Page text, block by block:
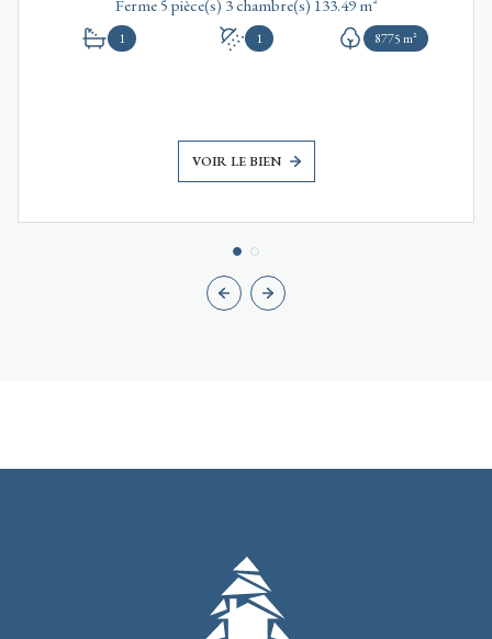
Ferme 5 pièce(s) 3 chambre(s) 133.49 m²
1 1 8775 m²
VOIR LE BIEN